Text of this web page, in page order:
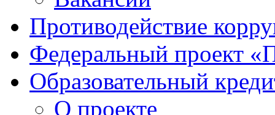
Противодействие
Федеральный проект
Образовательный
О проекте